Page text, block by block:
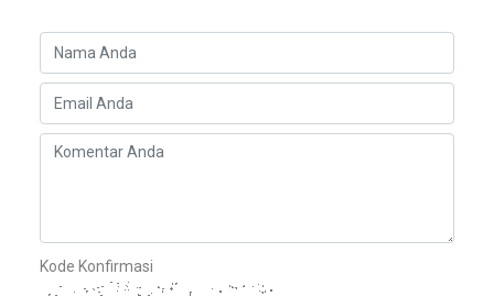
Kode Konfirmasi